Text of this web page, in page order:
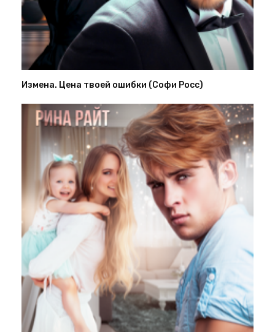
Измена. Цена твоей ошибки (Софи Росс)